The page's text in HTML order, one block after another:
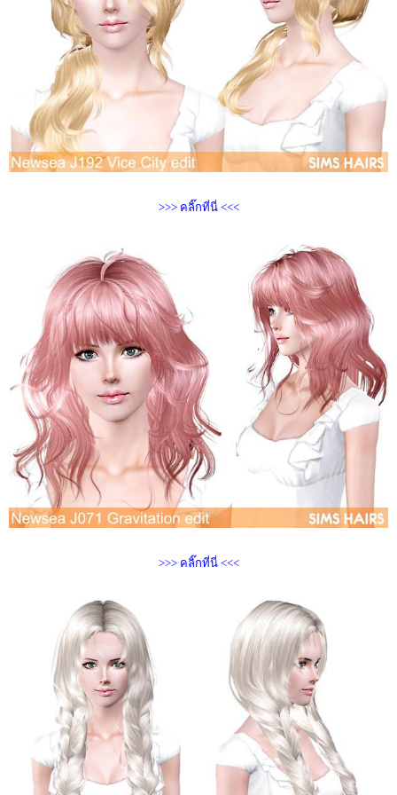
>>> คลิ๊กที่นี่ <<<
>>> คลิ๊กที่นี่ <<<